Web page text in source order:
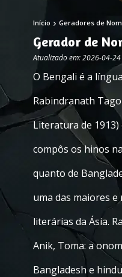
Início Geradores de
Gerador de
Atualizado em: 2026-04-
O Bengali é a
Rabindranath
Literatura de 1913)
compôs os hinos
quanto de
uma das maiores
literárias da Ásia.
Anik, Toma: a
Bangladesh e